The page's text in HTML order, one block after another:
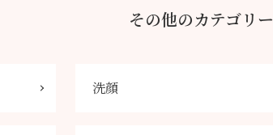
その他のカテゴリー
洗顔